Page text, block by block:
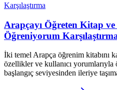
Karşılaştırma
Arapçayı Öğreten Kitap ve
Öğreniyorum
İki temel Arapça öğrenim kitabını
özellikler ve kullanıcı yorumlarıyla
başlangıç seviyesinden ileriye